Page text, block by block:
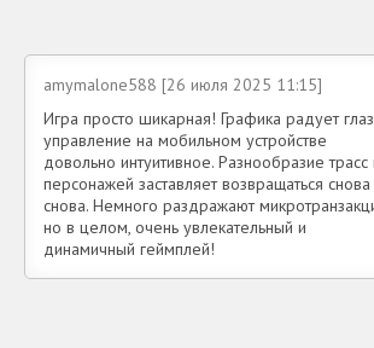
amymalone588 [26 июля 2025 11:15]
Игра просто шикарная! Графика радует
управление на мобильном устройстве
довольно интуитивное. Разнообразие трасс
персонажей заставляет возвращаться снова
снова. Немного раздражают
но в целом, очень увлекательный и
динамичный геймплей!